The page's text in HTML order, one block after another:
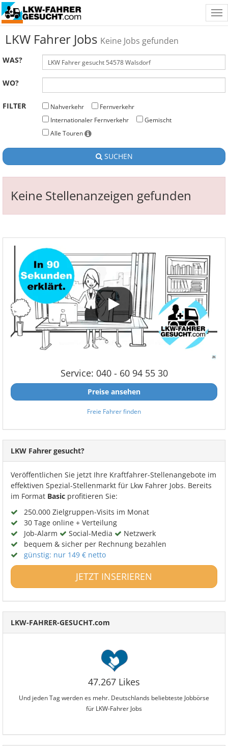
LKW Fahrer Jobs Keine Jobs gefunden
WAS?
WO?
FILTER Nahverkehr
Fernverkehr
Internationaler Fernverkehr
Gemischt
Alle Touren
SUCHEN
Keine Stellenanzeigen gefunden
Service: 040 - 60 94 55 30
Preise ansehen
Freie Fahrer finden
LKW Fahrer gesucht?
Veröffentlichen Sie jetzt Ihre Kraftfahrer-Stellenangebote im
effektiven Spezial-Stellenmarkt für Lkw Fahrer Jobs. Bereits
im Format Basic profitieren Sie:
250.000 Zielgruppen-Visits im Monat
30 Tage online + Verteilung
Job-Alarm
Social-Media
Netzwerk
bequem & sicher per Rechnung bezahlen
günstig: nur 149 € netto
JETZT INSERIEREN
LKW-FAHRER-GESUCHT.com
47.267 Likes
Und jeden Tag werden es mehr. Deutschlands beliebteste Jobbörse
für LKW-Fahrer Jobs